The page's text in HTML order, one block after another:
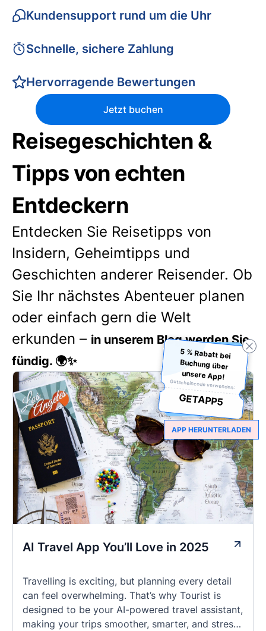
Kundensupport rund um die Uhr
Schnelle, sichere Zahlung
Hervorragende Bewertungen
Jetzt buchen
Reisegeschichten &
Tipps von echten
Entdeckern
Entdecken Sie Reisetipps von
Insidern, Geheimtipps und
Geschichten anderer Reisender. Ob
Sie Ihr nächstes Abenteuer planen
oder einfach gern die Welt
erkunden – in unserem Blog werden Sie
fündig. 🌍✨
AI Travel App You’ll Love in 2025
Travelling is exciting, but planning every detail
can feel overwhelming. That’s why Tourist is
designed to be your AI-powered travel assistant,
making your trips smoother, smarter, and stress-
5 % Rabatt bei
Buchung über
unsere App!
Gutscheincode verwenden:
GETAPP5
APP HERUNTERLADEN